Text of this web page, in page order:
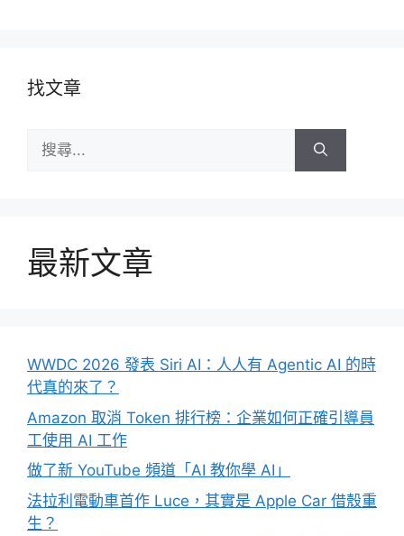
找文章
尋:
最新文章
WWDC 2026 發表 Siri AI：人人有 Agentic AI 的時
代真的來了？
Amazon 取消 Token 排行榜：企業如何正確引導員
工使用 AI 工作
做了新 YouTube 頻道「AI 教你學 AI」
法拉利電動車首作 Luce，其實是 Apple Car 借殼重
生？